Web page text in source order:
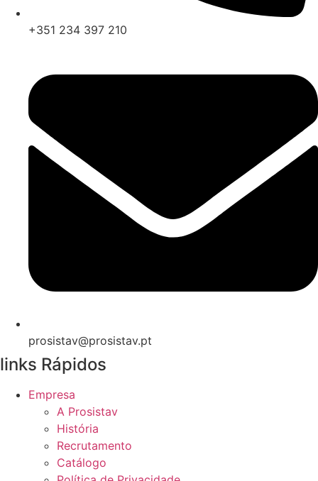
+351 234 397 210
prosistav@prosistav.pt
links Rápidos
Empresa
A Prosistav
História
Recrutamento
Catálogo